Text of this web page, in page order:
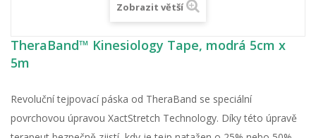
Zobrazit větší
TheraBand™ Kinesiology Tape, modrá 5cm x
5m
Revoluční tejpovací páska od TheraBand se speciální
povrchovou úpravou XactStretch Technology. Díky této úpravě